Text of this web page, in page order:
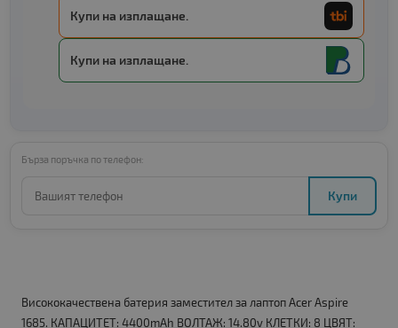
Купи на изплащане.
Купи на изплащане.
Бърза поръчка по телефон:
Купи
Висококачествена батерия заместител за лаптоп Acer Aspire
1685. КАПАЦИТЕТ: 4400mAh ВОЛТАЖ: 14.80v КЛЕТКИ: 8 ЦВЯТ: